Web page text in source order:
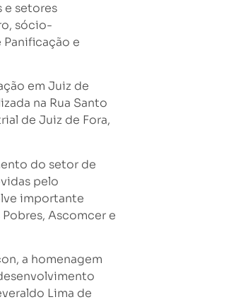
e setores
sócio-
e
em Juiz de
na Rua Santo
de Juiz de Fora,
do setor de
pelo
importante
Ascomcer e
a homenagem
Lima de